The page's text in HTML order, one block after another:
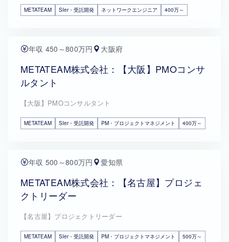
METATEAM SIer・受託開発 ネットワークエンジニア 400万～
年収 450～800万円 大阪府
METATEAM株式会社：【大阪】PMOコンサ
ルタント
【大阪】PMOコンサルタント
METATEAM SIer・受託開発 PM・プロジェクトマネジメント 400万～
年収 500～800万円 愛知県
METATEAM株式会社：【名古屋】プロジェ
クトリーダー
【名古屋】プロジェクトリーダー
METATEAM SIer・受託開発 PM・プロジェクトマネジメント 500万～